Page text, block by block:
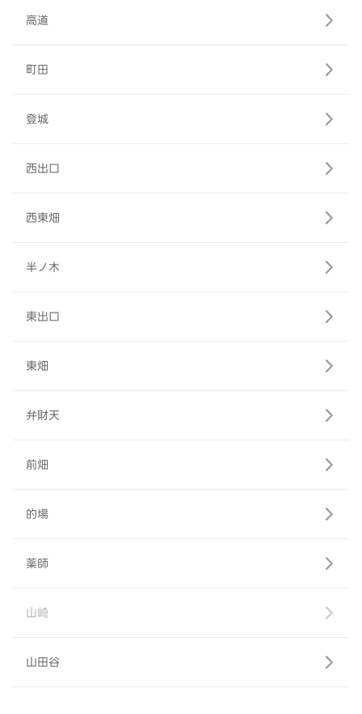
高道
町田
登城
西出口
西東畑
半ノ木
東出口
東畑
弁財天
前畑
的場
薬師
山崎
山田谷